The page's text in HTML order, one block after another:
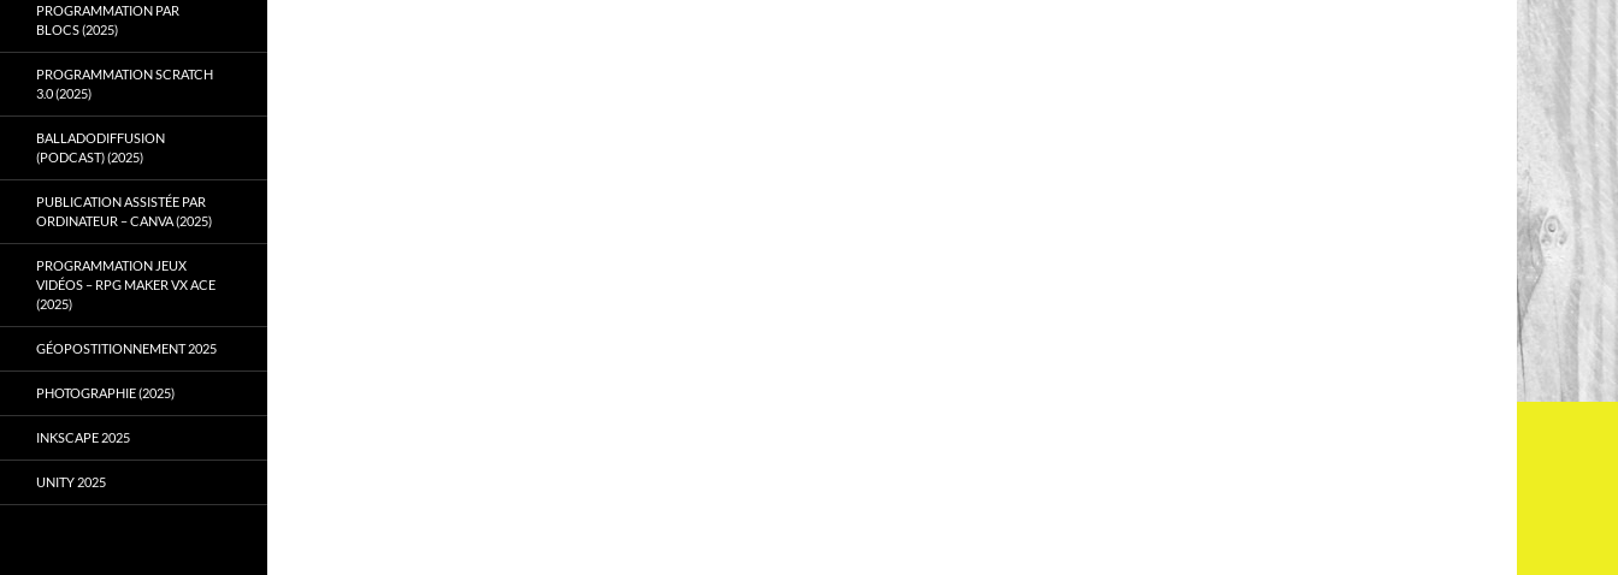
PROGRAMMATION PAR
BLOCS (2025)
PROGRAMMATION SCRATCH
3.0 (2025)
BALLADODIFFUSION
(PODCAST) (2025)
PUBLICATION ASSISTÉE PAR
ORDINATEUR – CANVA (2025)
PROGRAMMATION JEUX
VIDÉOS – RPG MAKER VX ACE
(2025)
GÉOPOSTITIONNEMENT 2025
PHOTOGRAPHIE (2025)
INKSCAPE 2025
UNITY 2025